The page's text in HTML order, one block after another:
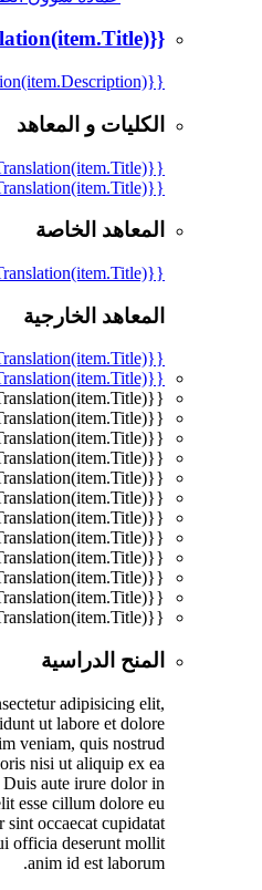
{{mmc.getCurrentTranslation(item.Title)}}
{{mmc.getCurrentTranslation(item.Description)}}
الكليات و المعاهد
{{mmc.getCurrentTranslation(item.Title)}}
{{mmc.getCurrentTranslation(item.Title)}}
المعاهد الخاصة
{{mmc.getCurrentTranslation(item.Title)}}
المعاهد الخارجية
{{mmc.getCurrentTranslation(item.Title)}}
{{mmc.getCurrentTranslation(item.Title)}}
{{mmc.getCurrentTranslation(item.Title)}}
{{mmc.getCurrentTranslation(item.Title)}}
{{mmc.getCurrentTranslation(item.Title)}}
{{mmc.getCurrentTranslation(item.Title)}}
{{mmc.getCurrentTranslation(item.Title)}}
{{mmc.getCurrentTranslation(item.Title)}}
{{mmc.getCurrentTranslation(item.Title)}}
{{mmc.getCurrentTranslation(item.Title)}}
{{mmc.getCurrentTranslation(item.Title)}}
{{mmc.getCurrentTranslation(item.Title)}}
{{mmc.getCurrentTranslation(item.Title)}}
{{mmc.getCurrentTranslation(item.Title)}}
المنح الدراسية
adipisicing elit,
ut labore et dolore
veniam, quis nostrud
nisi ut aliquip ex ea
aute irure dolor in
esse cillum dolore eu
occaecat cupidatat
officia deserunt mollit
anim id est laborum.